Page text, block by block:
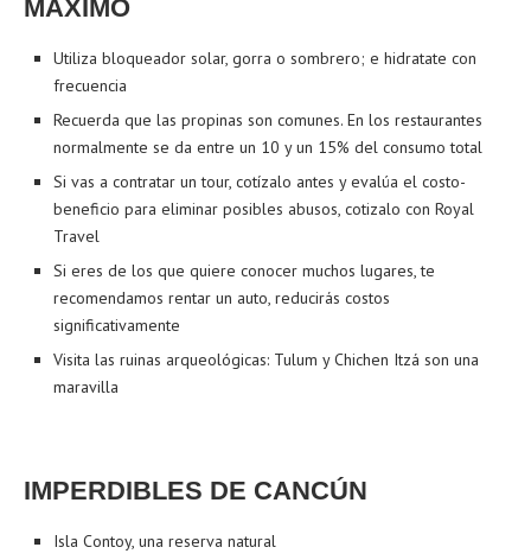
MÁXIMO
Utiliza bloqueador solar, gorra o sombrero; e hidratate con
frecuencia
Recuerda que las propinas son comunes. En los restaurantes
normalmente se da entre un 10 y un 15% del consumo total
Si vas a contratar un tour, cotízalo antes y evalúa el costo-
beneficio para eliminar posibles abusos, cotizalo con Royal
Travel
Si eres de los que quiere conocer muchos lugares, te
recomendamos rentar un auto, reducirás costos
significativamente
Visita las ruinas arqueológicas: Tulum y Chichen Itzá son una
maravilla
IMPERDIBLES DE CANCÚN
Isla Contoy, una reserva natural